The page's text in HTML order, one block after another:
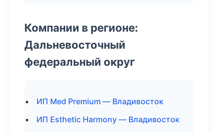
Компании в регионе:
Дальневосточный
федеральный округ
ИП Med Premium — Владивосток
ИП Esthetic Harmony — Владивосток